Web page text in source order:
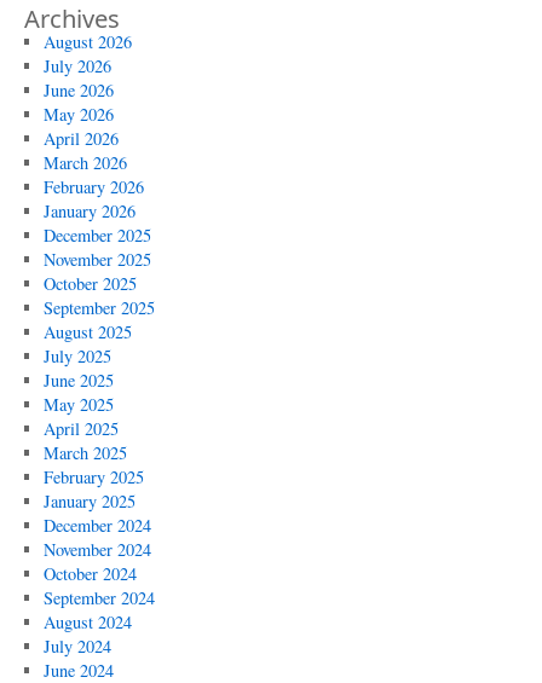
Archives
August 2026
July 2026
June 2026
May 2026
April 2026
March 2026
February 2026
January 2026
December 2025
November 2025
October 2025
September 2025
August 2025
July 2025
June 2025
May 2025
April 2025
March 2025
February 2025
January 2025
December 2024
November 2024
October 2024
September 2024
August 2024
July 2024
June 2024